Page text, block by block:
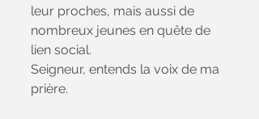
leur proches, mais aussi de
nombreux jeunes en quête de
lien social.
Seigneur, entends la voix de ma
prière.